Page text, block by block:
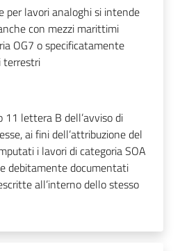
per lavori analoghi si intende
con mezzi marittimi
OG7 o specificatamente
terrestri
11 lettera B dell’avviso di
ai fini dell’attribuzione del
i lavori di categoria SOA
debitamente documentati
all’interno dello stesso